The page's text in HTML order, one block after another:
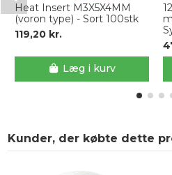
Heat Insert M3X5X4MM
(voron type) - Sort 100stk
119,20 kr.
Læg i kurv
Kunder, der købte dette